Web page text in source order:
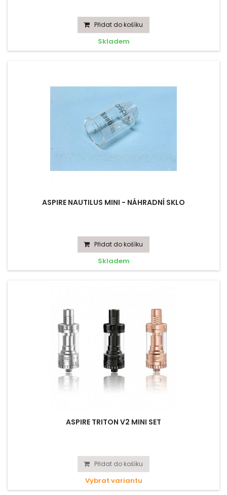
Přidat do košíku
Skladem
ASPIRE NAUTILUS MINI - NÁHRADNÍ SKLO
Přidat do košíku
Skladem
ASPIRE TRITON V2 MINI SET
Přidat do košíku
Vybrat variantu